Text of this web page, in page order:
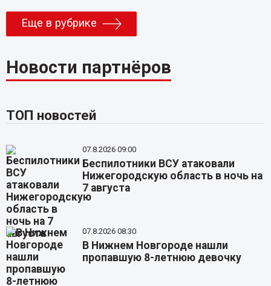
Еще в рубрике
Новости партнёров
ТОП новостей
07.8.2026 09:00
Беспилотники ВСУ атаковали
Нижегородскую область в ночь на
7 августа
07.8.2026 08:30
В Нижнем Новгороде нашли
пропавшую 8-летнюю девочку